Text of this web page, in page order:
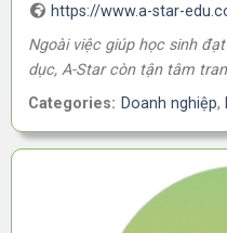
https://www.a-star-
Ngoài việc giúp học sinh
dục, A-Star còn tận tâm
Categories: Doanh nghiệp,